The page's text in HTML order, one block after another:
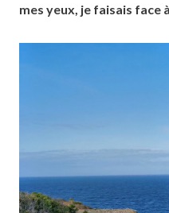
mes yeux, je faisais face